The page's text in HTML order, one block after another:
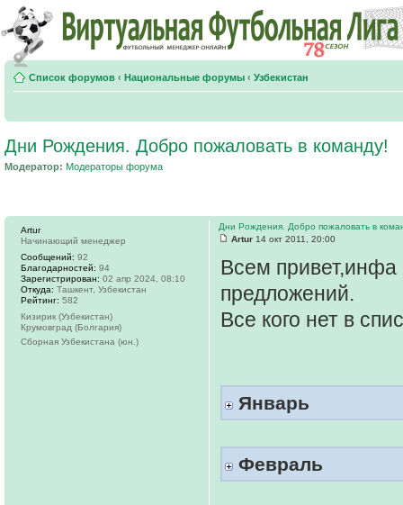
Список форумов ‹ Национальные форумы ‹ Узбекистан
Дни Рождения. Добро пожаловать в команду!
Модератор: Модераторы форума
Дни Рождения. Добро пожаловать в
Artur 14 окт 2011, 20:00
Всем
предложений.
Все кого нет в
Январь
Февраль
Artur
Начинающий менеджер
Сообщений: 92
Благодарностей: 94
Зарегистрирован: 02 апр 2024, 08:10
Откуда: Ташкент, Узбекистан
Рейтинг: 582
Кизирик (Узбекистан)
Крумовград (Болгария)
Сборная Узбекистана (юн.)